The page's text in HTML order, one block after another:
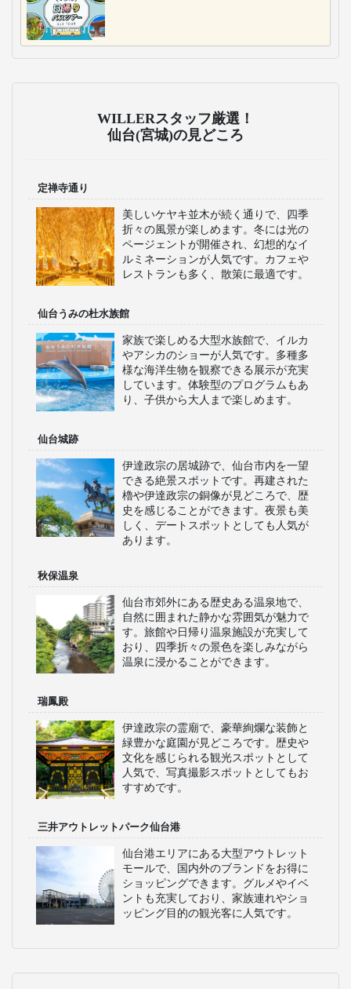
WILLERスタッフ厳選！
仙台(宮城)の見どころ
定禅寺通り
美しいケヤキ並木が続く通りで、四季
折々の風景が楽しめます。冬には光の
ページェントが開催され、幻想的なイ
ルミネーションが人気です。カフェや
レストランも多く、散策に最適です。
仙台うみの杜水族館
家族で楽しめる大型水族館で、イルカ
やアシカのショーが人気です。多種多
様な海洋生物を観察できる展示が充実
しています。体験型のプログラムもあ
り、子供から大人まで楽しめます。
仙台城跡
伊達政宗の居城跡で、仙台市内を一望
できる絶景スポットです。再建された
櫓や伊達政宗の銅像が見どころで、歴
史を感じることができます。夜景も美
しく、デートスポットとしても人気が
あります。
秋保温泉
仙台市郊外にある歴史ある温泉地で、
自然に囲まれた静かな雰囲気が魅力で
す。旅館や日帰り温泉施設が充実して
おり、四季折々の景色を楽しみながら
温泉に浸かることができます。
瑞鳳殿
伊達政宗の霊廟で、豪華絢爛な装飾と
緑豊かな庭園が見どころです。歴史や
文化を感じられる観光スポットとして
人気で、写真撮影スポットとしてもお
すすめです。
三井アウトレットパーク仙台港
仙台港エリアにある大型アウトレット
モールで、国内外のブランドをお得に
ショッピングできます。グルメやイベ
ントも充実しており、家族連れやショ
ッピング目的の観光客に人気です。